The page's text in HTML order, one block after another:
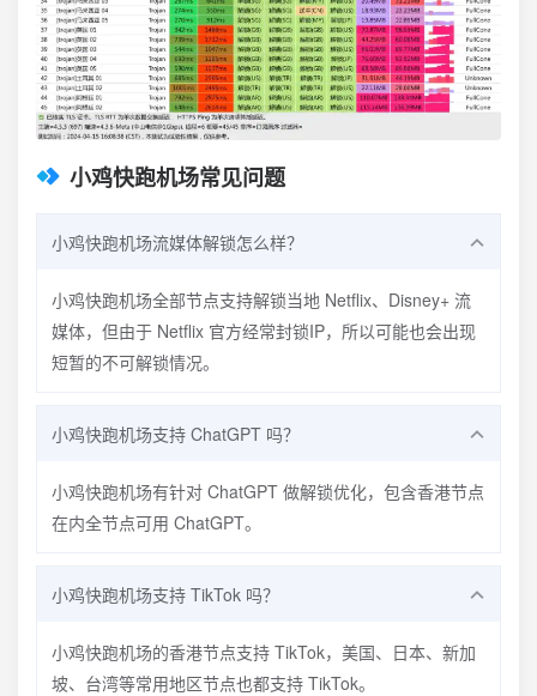
小鸡快跑机场常见问题
小鸡快跑机场流媒体解锁怎么样？
小鸡快跑机场全部节点支持解锁当地 Netflix、Disney+ 流
媒体，但由于 Netflix 官方经常封锁IP，所以可能也会出现
短暂的不可解锁情况。
小鸡快跑机场支持 ChatGPT 吗？
小鸡快跑机场有针对 ChatGPT 做解锁优化，包含香港节点
在内全节点可用 ChatGPT。
小鸡快跑机场支持 TikTok 吗？
小鸡快跑机场的香港节点支持 TikTok，美国、日本、新加
坡、台湾等常用地区节点也都支持 TikTok。